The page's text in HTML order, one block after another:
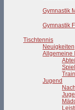
Gymnastik
Gymnastik
Tischtennis
Neuigkeiten
Allgemeine
Jugend